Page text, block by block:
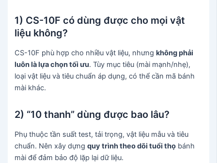
1) CS-10F có dùng được cho mọi vật
liệu không?
CS-10F phù hợp cho nhiều vật liệu, nhưngkhông phải
luôn là lựa chọn tối ưu. Tùy mục tiêu (mài mạnh/nhẹ),
loại vật liệu và tiêu chuẩn áp dụng, có thể cần mã bánh
mài khác.
2) “10 thanh” dùng được bao lâu?
Phụ thuộc tần suất test, tải trọng, vật liệu mẫu và tiêu
chuẩn. Nên xây dựngquy trình theo dõi tuổi thọ bánh
mài để đảm bảo độ lặp lại dữ liệu.